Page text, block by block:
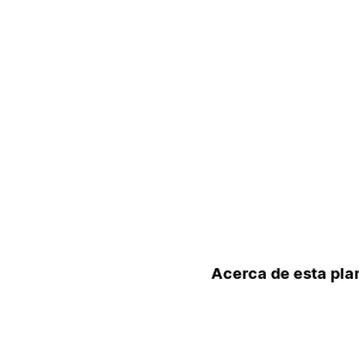
Acerca de esta